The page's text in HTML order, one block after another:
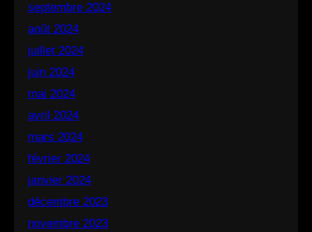
septembre 2024
août 2024
juillet 2024
juin 2024
mai 2024
avril 2024
mars 2024
février 2024
janvier 2024
décembre 2023
novembre 2023